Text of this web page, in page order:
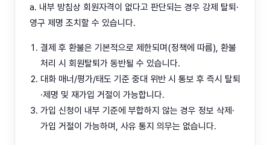
a. 내부 방침상 회원자격이 없다고 판단되는 경우 강제 탈퇴·
영구 제명 조치할 수 있습니다.
결제 후 환불은 기본적으로 제한되며(정책에 따름), 환불
처리 시 회원탈퇴가 동반될 수 있습니다.
대화 매너/평가/태도 기준 중대 위반 시 통보 후 즉시 탈퇴
·제명 및 재가입 거절이 가능합니다.
가입 신청이 내부 기준에 부합하지 않는 경우 정보 삭제·
가입 거절이 가능하며, 사유 통지 의무는 없습니다.